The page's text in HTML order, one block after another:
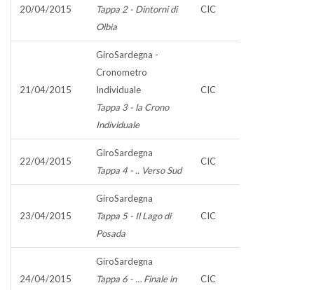
20/04/2015
Tappa 2 - Dintorni di
Olbia
CIC
21/04/2015
GiroSardegna -
Cronometro
Individuale
Tappa 3 - la Crono
Individuale
CIC
22/04/2015
GiroSardegna
Tappa 4 - .. Verso Sud
CIC
23/04/2015
GiroSardegna
Tappa 5 - Il Lago di
Posada
CIC
24/04/2015
GiroSardegna
Tappa 6 - … Finale in
CIC